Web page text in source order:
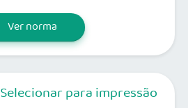
Ver norma
Selecionar para impressão